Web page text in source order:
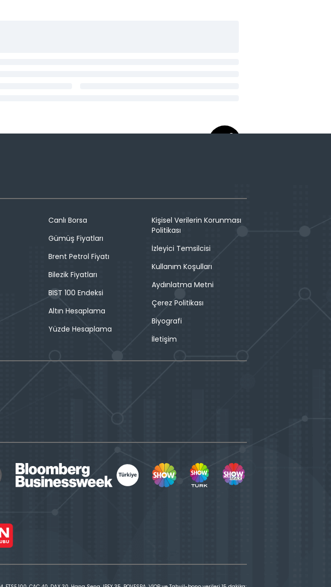
Canlı Borsa
Gümüş Fiyatları
Brent Petrol Fiyatı
Bilezik Fiyatları
BIST 100 Endeksi
Altın Hesaplama
Yüzde Hesaplama
Kişisel Verilerin Korunması
Politikası
İzleyici Temsilcisi
Kullanım Koşulları
Aydınlatma Metni
Çerez Politikası
Biyografi
İletişim